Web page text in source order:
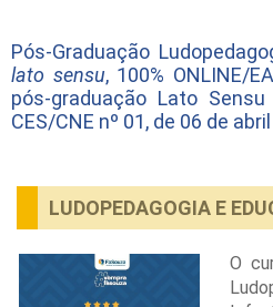
Pós-Graduação
lato sensu, 100% ONLINE/
pós-graduação Lato
CES/CNE nº 01, de 06 de
LUDOPEDAGOGIA E
O